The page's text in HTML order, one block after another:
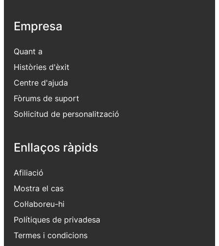
Empresa
Quant a
Històries d'èxit
Centre d'ajuda
Fòrums de suport
Sol·licitud de personalització
Enllaços ràpids
Afiliació
Mostra el cas
Col·laboreu-hi
Polítiques de privadesa
Termes i condicions